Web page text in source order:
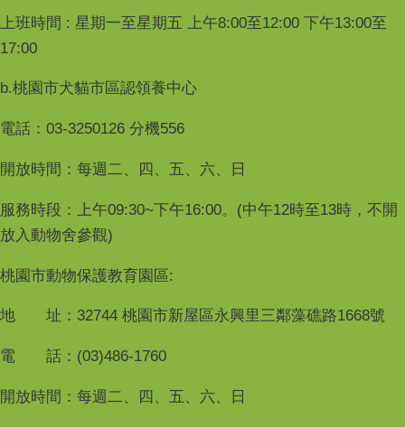
上班時間 : 星期一至星期五 上午8:00至12:00 下午13:00至
17:00
b.桃園市犬貓市區認領養中心
電話：03-3250126 分機556
開放時間：每週二、四、五、六、日
服務時段：上午09:30~下午16:00。(中午12時至13時，不開
放入動物舍參觀)
桃園市動物保護教育園區:
地 址：32744 桃園市新屋區永興里三鄰藻礁路1668號
電 話：(03)486-1760
開放時間：每週二、四、五、六、日